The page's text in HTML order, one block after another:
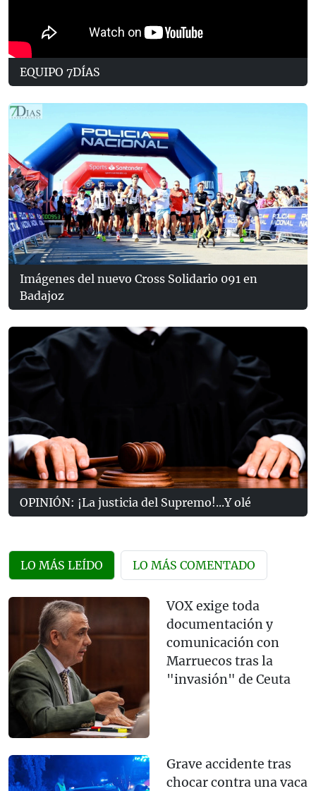
EQUIPO 7DÍAS
Imágenes del nuevo Cross Solidario 091 en
Badajoz
OPINIÓN: ¡La justicia del Supremo!...Y olé
LO MÁS LEÍDO LO MÁS COMENTADO
VOX exige toda
documentación y
comunicación con
Marruecos tras la
"invasión" de Ceuta
Grave accidente tras
chocar contra una vaca